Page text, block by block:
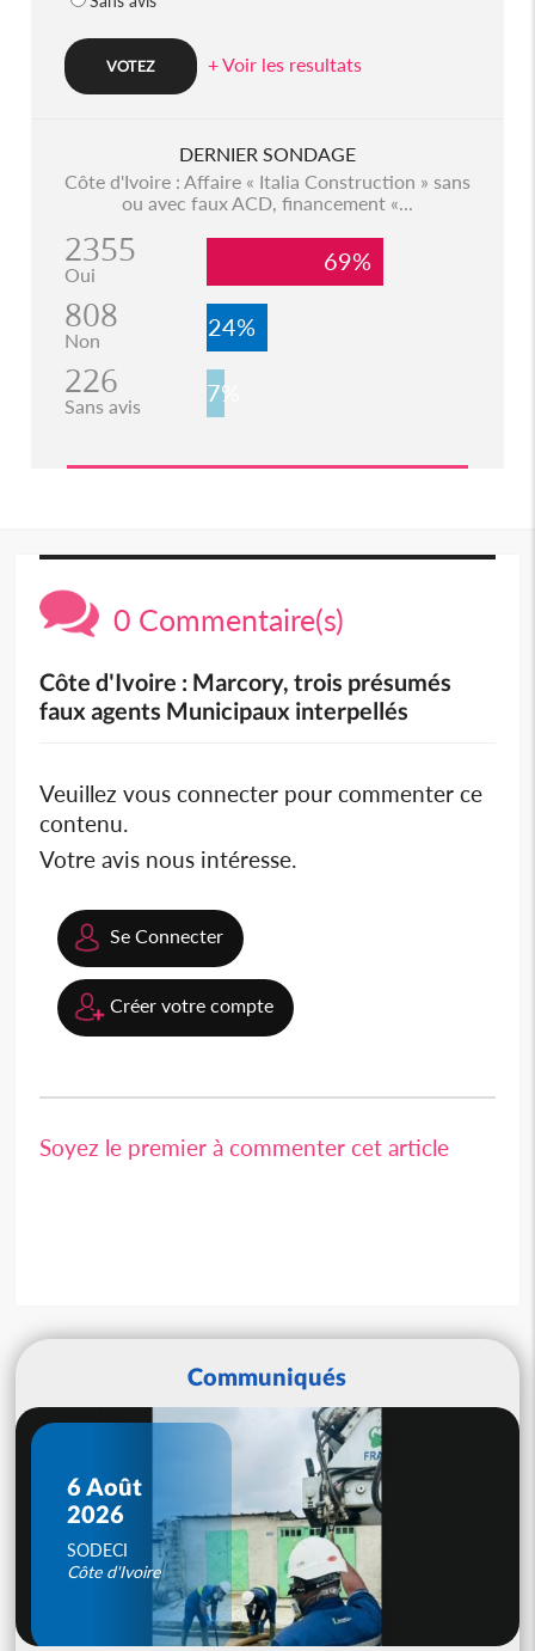
+ Voir les resultats
DERNIER SONDAGE
Côte d'Ivoire : Affaire « Italia Construction » sans
ou avec faux ACD, financement «...
2355
Oui 69%
808
Non 24%
226
Sans avis 7%
0 Commentaire(s)
Côte d'Ivoire : Marcory, trois présumés
faux agents Municipaux interpellés
Veuillez vous connecter pour commenter ce
contenu.
Votre avis nous intéresse.
Se Connecter
Créer votre compte
Soyez le premier à commenter cet article
Communiqués
6 Août
2026
SODECI
Côte d'Ivoire